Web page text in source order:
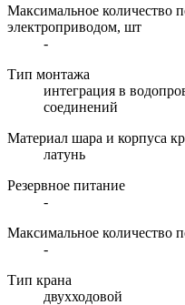
Максимальное количество
электроприводом, шт
-
Тип монтажа
интеграция в
соединений
Материал шара и корпуса
латунь
Резервное питание
-
Максимальное количество
-
Тип крана
двухходовой